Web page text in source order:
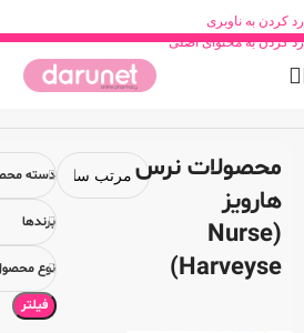
رد کردن به ناوبری
رد کردن به محتوای اصلی
خانه محصولات نرس هارویز (Nurse Harveyse)
محصولات نرس
هارویز
(Nurse
Harveyse)
دسته
برندها
نوع
فیلتر